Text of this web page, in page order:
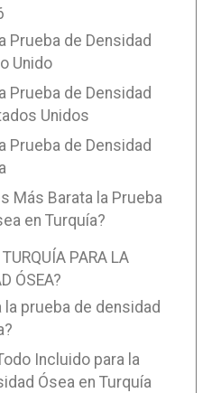
Prueba de Densidad
Unido
Prueba de Densidad
Unidos
Prueba de Densidad
Más Barata la Prueba
en Turquía?
TURQUÍA PARA LA
ÓSEA?
la prueba de densidad
Incluido para la
Ósea en Turquía